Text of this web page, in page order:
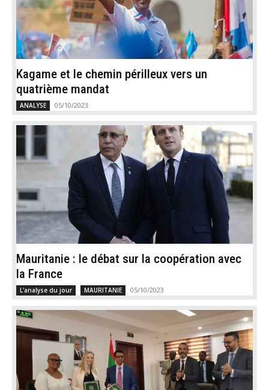
Kagame et le chemin périlleux vers un
quatrième mandat
ANALYSE 05/10/2023
Mauritanie : le débat sur la coopération avec
la France
L'analyse du jour MAURITANIE 05/10/2023